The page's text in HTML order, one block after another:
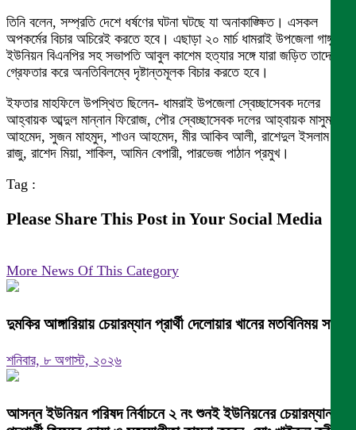
তিনি বলেন, সম্প্রতি দেশে ধর্ষণের ঘটনা ঘটছে যা অনাকাঙ্ক্ষিত। এসকল
অপকর্মের বিচার অচিরেই করতে হবে। এছাড়া ২০ মার্চ ধামরাই উপজেলা গাঙ্গুটিয়া
ইউনিয়ন বিএনপির সহ সভাপতি আবুল কাশেম হত্যার সঙ্গে যারা জড়িত তাদের
গ্রেফতার করে অনতিবিলম্বে দৃষ্টান্তমূলক বিচার করতে হবে।
ইফতার মাহফিলে উপস্থিত ছিলেন- ধামরাই উপজেলা স্বেচ্ছাসেবক দলের
আহ্বায়ক আব্দুল মান্নান ফিরোজ, পৌর স্বেচ্ছাসেবক দলের আহ্বায়ক মাসুম
আহমেদ, সুজন মাহমুদ, শাওন আহমেদ, মীর আকিব আলী, রাশেদুল ইসলাম
রাজু, রাশেদ মিয়া, শাকিল, আমিন বেপারী, পারভেজ পাঠান প্রমুখ।
Tag :
Please Share This Post in Your Social Media
More News Of This Category
দুমকির আঙ্গারিয়ায় চেয়ারম্যান প্রার্থী দেলোয়ার খানের মতবিনিময় সভা
শনিবার, ৮ অগাস্ট, ২০২৬
আসন্ন ইউনিয়ন পরিষদ নির্বাচনে ২ নং শুনই ইউনিয়নের চেয়ারম্যান